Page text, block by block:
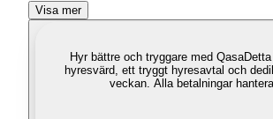
Visa mer
Hyr bättre och tryggare med Qasa
hyresvärd, ett tryggt hyresavtal och
veckan. Alla betalningar